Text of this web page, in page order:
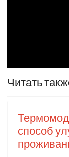
Читать
способ